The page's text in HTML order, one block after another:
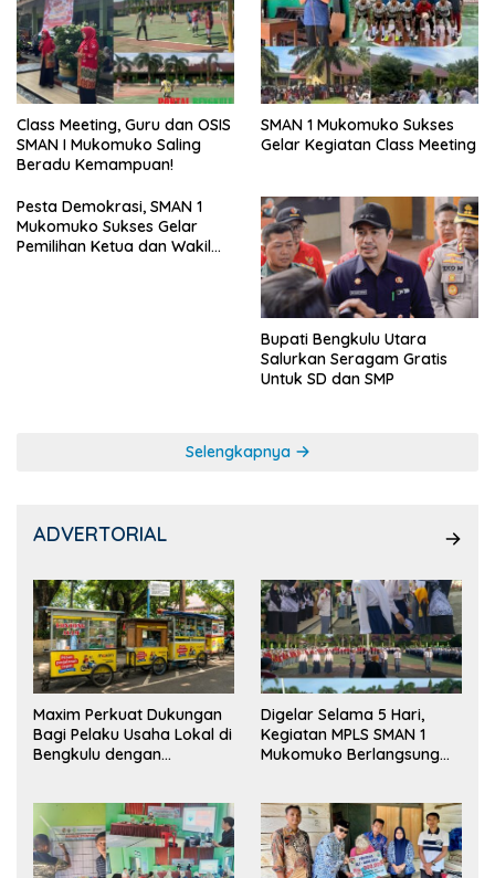
Class Meeting, Guru dan OSIS
SMAN I Mukomuko Saling
Beradu Kemampuan!
SMAN 1 Mukomuko Sukses
Gelar Kegiatan Class Meeting
Pesta Demokrasi, SMAN 1
Mukomuko Sukses Gelar
Pemilihan Ketua dan Wakil
Bupati Bengkulu Utara
Salurkan Seragam Gratis
Untuk SD dan SMP
Selengkapnya
ADVERTORIAL
Maxim Perkuat Dukungan
Bagi Pelaku Usaha Lokal di
Bengkulu dengan
Pasar
Digelar Selama 5 Hari,
Kegiatan MPLS SMAN 1
Mukomuko Berlangsung